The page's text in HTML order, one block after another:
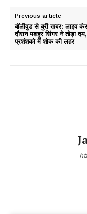
Previous article
बॉलीवुड से बुरी खबर: लाइव
दौरान मशहूर सिंगर ने तोड़ा दम,
प्रशंशको में शोक की लहर